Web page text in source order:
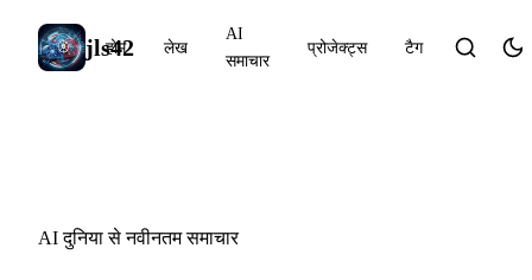
jls42
होम लेख
AI
समाचार
प्रोजेक्ट्स टैग
AI दुनिया से नवीनतम समाचार